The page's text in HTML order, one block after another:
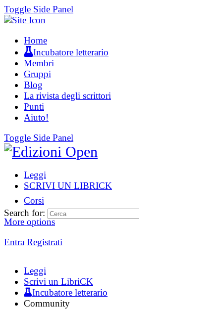
Toggle Side Panel
Home
Incubatore letterario
Membri
Gruppi
Blog
La rivista degli scrittori
Punti
Aiuto!
Toggle Side Panel
Leggi
SCRIVI UN LIBRICK
Corsi
More options
Entra Registrati
Search for:
Leggi
Scrivi un LibriCK
Incubatore letterario
Community